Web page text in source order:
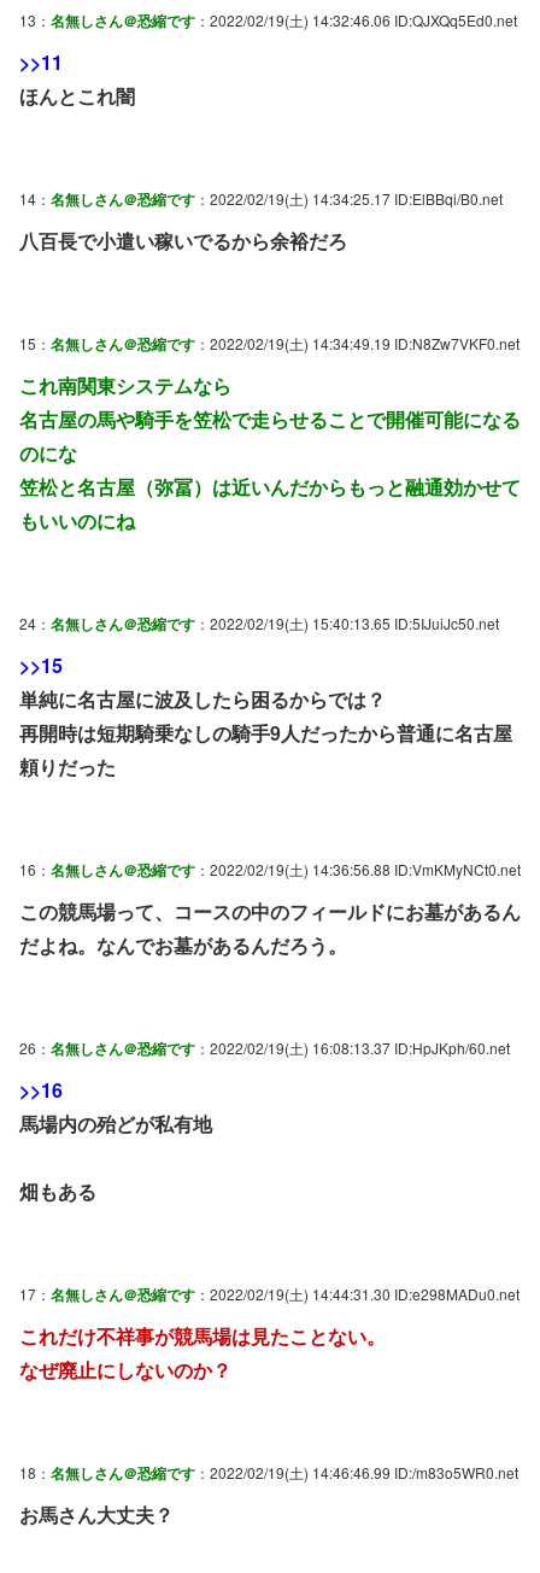
13： 名無しさん＠恐縮です ：2022/02/19(土) 14:32:46.06 ID:QJXQq5Ed0.net
>>11
ほんとこれ闇
14： 名無しさん＠恐縮です ：2022/02/19(土) 14:34:25.17 ID:ElBBqi/B0.net
八百長で小遣い稼いでるから余裕だろ
15： 名無しさん＠恐縮です ：2022/02/19(土) 14:34:49.19 ID:N8Zw7VKF0.net
これ南関東システムなら
名古屋の馬や騎手を笠松で走らせることで開催可能になる
のにな
笠松と名古屋（弥冨）は近いんだからもっと融通効かせて
もいいのにね
24： 名無しさん＠恐縮です ：2022/02/19(土) 15:40:13.65 ID:5IJuiJc50.net
>>15
単純に名古屋に波及したら困るからでは？
再開時は短期騎乗なしの騎手9人だったから普通に名古屋
頼りだった
16： 名無しさん＠恐縮です ：2022/02/19(土) 14:36:56.88 ID:VmKMyNCt0.net
この競馬場って、コースの中のフィールドにお墓があるん
だよね。なんでお墓があるんだろう。
26： 名無しさん＠恐縮です ：2022/02/19(土) 16:08:13.37 ID:HpJKph/60.net
>>16
馬場内の殆どが私有地
畑もある
17： 名無しさん＠恐縮です ：2022/02/19(土) 14:44:31.30 ID:e298MADu0.net
これだけ不祥事が競馬場は見たことない。
なぜ廃止にしないのか？
18： 名無しさん＠恐縮です ：2022/02/19(土) 14:46:46.99 ID:/m83o5WR0.net
お馬さん大丈夫？